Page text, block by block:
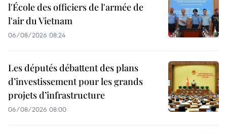
l'École des officiers de l'armée de
l'air du Vietnam
06/08/2026 08:24
Les députés débattent des plans
d’investissement pour les grands
projets d’infrastructure
06/08/2026 08:00